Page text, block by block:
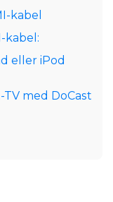
kabel
kabel:
eller iPod
med DoCast